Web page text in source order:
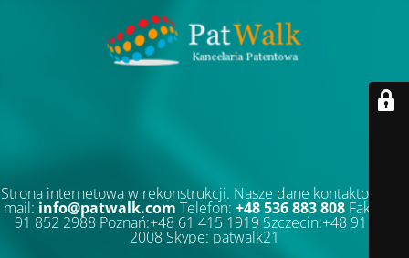
Strona internetowa w rekonstrukcji. Nasze dane kontaktowe: E-
mail: info@patwalk.com Telefon: +48 536 883 808 Faks:+48
91 852 2988 Poznań:+48 61 415 1919 Szczecin:+48 91 852
2008 Skype: patwalk21